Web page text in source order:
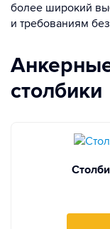
более широкий
и требованиям
столбики